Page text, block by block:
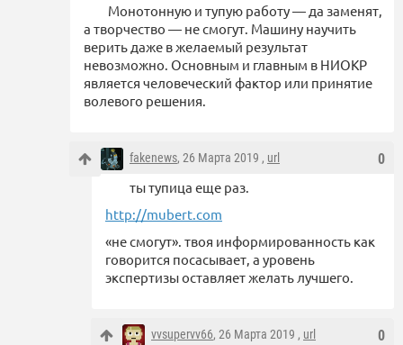
Монотонную и тупую работу — да заменят,
а творчество — не смогут. Машину научить
верить даже в желаемый результат
невозможно. Основным и главным в НИОКР
является человеческий фактор или принятие
волевого решения.
0
fakenews, 26 Марта 2019 , url
ты тупица еще раз.
http://mubert.com
«не смогут». твоя информированность как
говорится посасывает, а уровень
экспертизы оставляет желать лучшего.
0
vvsupervv66, 26 Марта 2019 , url